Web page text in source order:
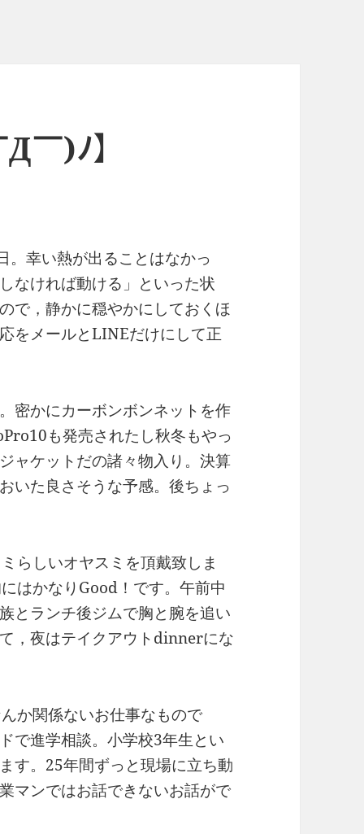
)ﾉ】
。幸い熱が出ることはなかっ
なければ動ける」といった状
で，静かに穏やかにしておくほ
をメールとLINEだけにして正
密かにカーボンボンネットを作
も発売されたし秋冬もやっ
ャケットだの諸々物入り。決算
いた良さそうな予感。後ちょっ
らしいオヤスミを頂戴致しま
はかなりGood！です。午前中
とランチ後ジムで胸と腕を追い
，夜はテイクアウトdinnerにな
か関係ないお仕事なもので
で進学相談。小学校3年生とい
す。25年間ずっと現場に立ち動
マンではお話できないお話がで